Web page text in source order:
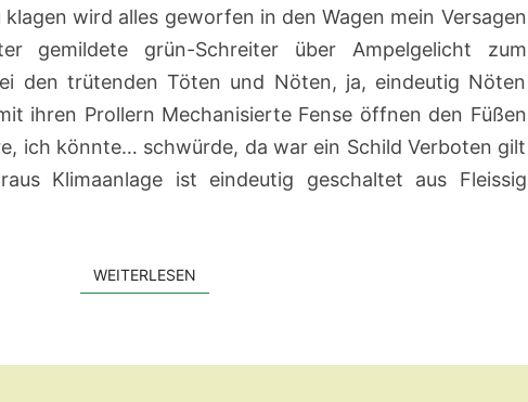
wird alles geworfen in den Wagen mein Versagen
gemildete grün-Schreiter über Ampelgelicht zum
den trütenden Töten und Nöten, ja, eindeutig Nöten
ihren Prollern Mechanisierte Fense öffnen den Füßen
ich könnte… schwürde, da war ein Schild Verboten gilt
Klimaanlage ist eindeutig geschaltet aus Fleissig
WEITERLESEN